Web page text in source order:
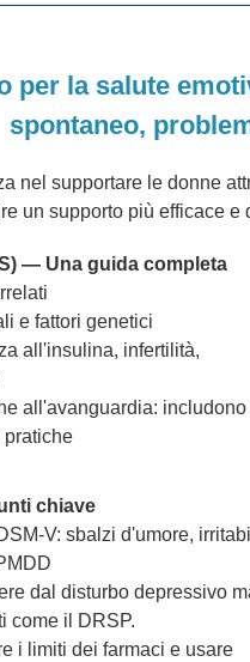
per la salute
spontaneo,
nel supportare le donne
un supporto più efficace
— Una guida completa
e fattori genetici
all'insulina, infertilità,
all'avanguardia: includono
pratiche
chiave
V: sbalzi d'umore,
dal disturbo depressivo
come il DRSP.
i limiti dei farmaci e usare